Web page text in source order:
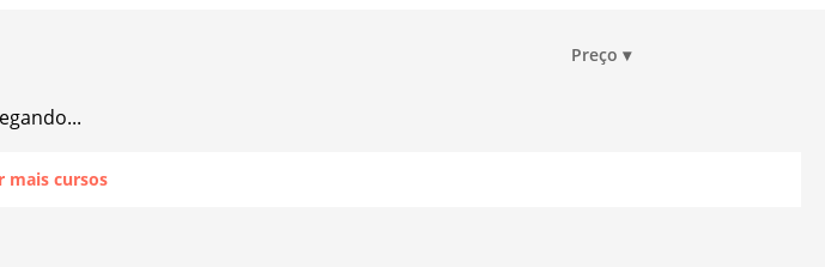
Preço ▾
mais cursos